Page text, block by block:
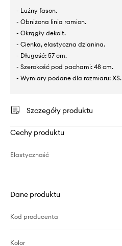
- Luźny fason.
- Obniżona linia ramion.
- Okrągły dekolt.
- Cienka, elastyczna dzianina.
- Długość: 57 cm.
- Szerokość pod pachami: 48 cm.
- Wymiary podane dla rozmiaru: XS.
Szczegóły produktu
Cechy produktu
Elastyczność
Dane produktu
Kod producenta
Kolor